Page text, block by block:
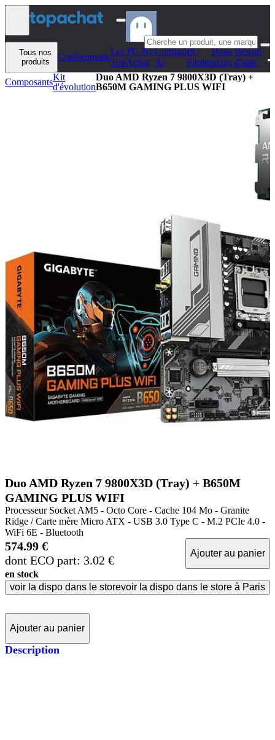
Aller au contenu
Tous nos
produits
Configomatic
Les PC By
TopAchat
Configo
Ai
PC
Finder
Bons
plans
Besoin
d'aide
ComposantsKit
d'évolution
Duo AMD Ryzen 7 9800X3D (Tray) +
B650M GAMING PLUS WIFI
Duo AMD Ryzen 7 9800X3D (Tray) + B650M
GAMING PLUS WIFI
Processeur Socket AM5 - Octo Core - Cache 104 Mo - Granite
Ridge / Carte mère Micro ATX - USB 3.0 Type C - M.2 PCIe 4.0 -
WiFi 6E - Bluetooth
574.99 €
dont ECO part: 3.02 €
Ajouter au panier
en stock
voir la dispo dans le storevoir la dispo dans le store à Paris
Ajouter au panier
Description